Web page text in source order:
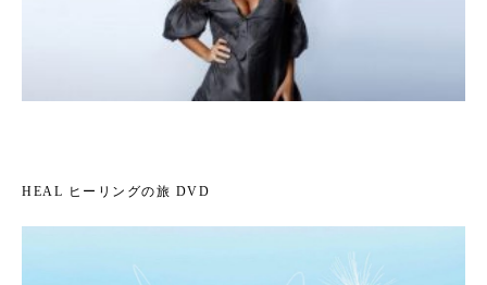
HEAL ヒーリングの旅 DVD